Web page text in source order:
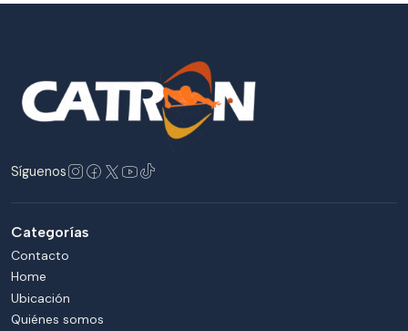
Síguenos
Categorías
Contacto
Home
Ubicación
Quiénes somos